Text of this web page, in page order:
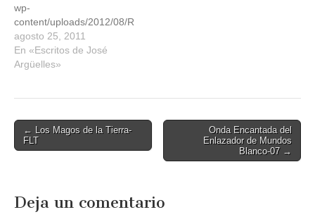
wp-
content/uploads/2012/08/R
EPORTE-DE-MEXICO-DE-
VALUM-VOTAN-2002.pdf
agosto 25, 2011
En «Escritos de José
Argüelles»
Post
navigation
← Los Magos de la Tierra-
FLT
Onda Encantada del
Enlazador de Mundos
Blanco-07 →
Deja un comentario